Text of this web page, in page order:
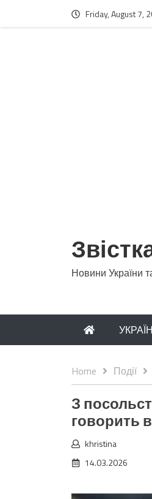
Friday, August 7,
Новини України
Home Події
З
говорить
khristina
14.03.2026